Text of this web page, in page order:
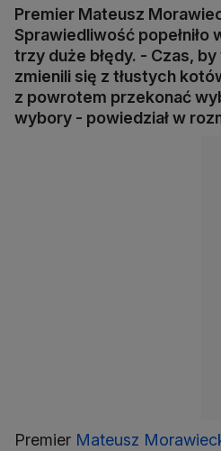
Premier Mateusz
Sprawiedliwość popełniło
trzy duże błędy. - Czas,
zmienili się z tłustych
z powrotem przekonać
wybory - powiedział w
Premier Mateusz